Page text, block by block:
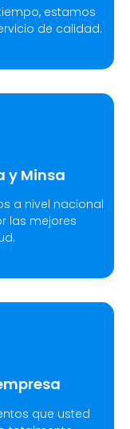
estamos
de calidad.
y Minsa​
a nivel nacional
las mejores
que usted